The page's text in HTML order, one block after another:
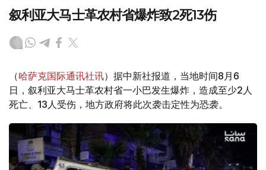
叙利亚大马士革农村省爆炸致2死13伤
（哈萨克国际通讯社讯）据中新社报道，当地时间8月6
日，叙利亚大马士革农村省一小巴发生爆炸，造成至少2人
死亡、13人受伤，地方政府将此次袭击定性为恐袭。